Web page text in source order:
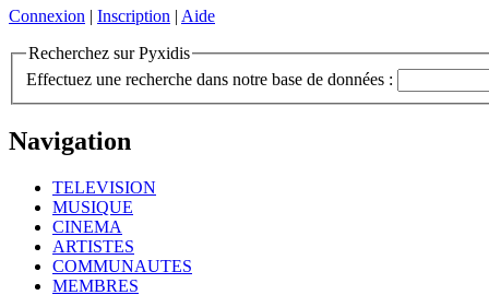
Connexion | Inscription | Aide
Recherchez sur Pyxidis
Effectuez une recherche dans notre base de données :
Navigation
TELEVISION
MUSIQUE
CINEMA
ARTISTES
COMMUNAUTES
MEMBRES